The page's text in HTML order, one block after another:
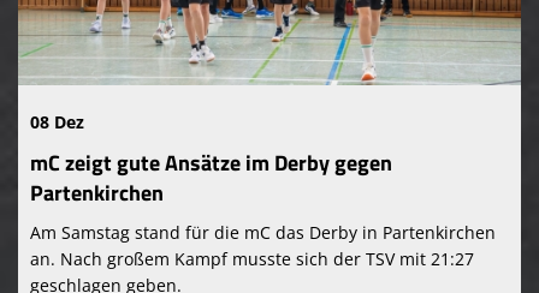
08 Dez
mC zeigt gute Ansätze im Derby gegen
Partenkirchen
Am Samstag stand für die mC das Derby in Partenkirchen
an. Nach großem Kampf musste sich der TSV mit 21:27
geschlagen geben.